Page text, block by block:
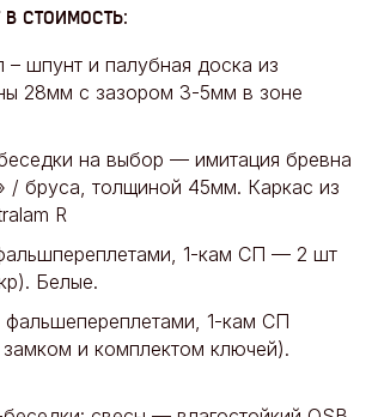
стоимость:
– шпунт и палубная доска из
28мм с зазором 3-5мм в зоне
на выбор — имитация бревна
/ бруса, толщиной 45мм. Каркас из
R
1-кам СП — 2 шт
Белые.
1-кам СП
и комплектом ключей).